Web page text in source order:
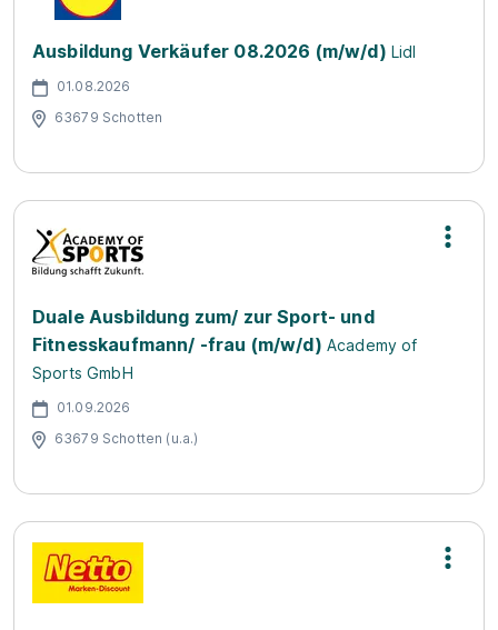
Ausbildung Verkäufer 08.2026 (m/w/d) Lidl
01.08.2026
63679 Schotten
Duale Ausbildung zum/ zur Sport- und
Fitnesskaufmann/ -frau (m/w/d) Academy of
Sports GmbH
01.09.2026
63679 Schotten (u.a.)